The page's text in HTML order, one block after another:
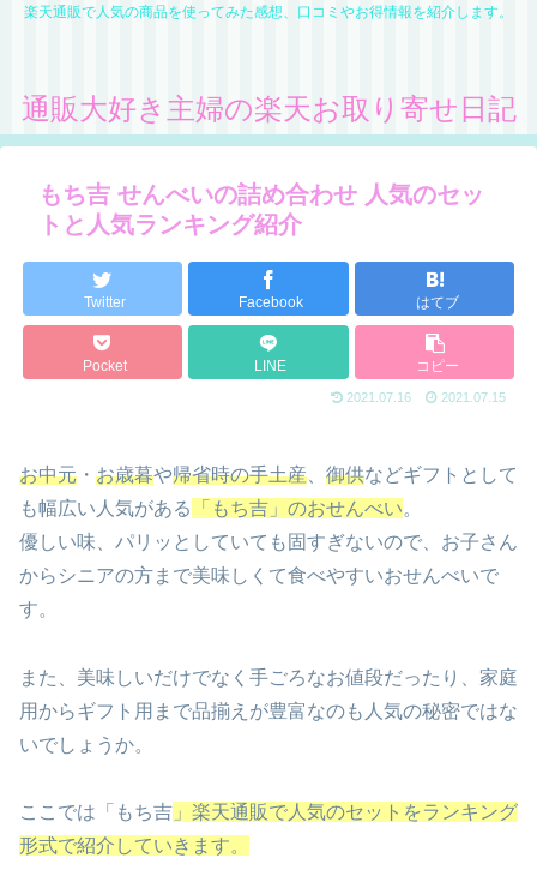
楽天通販で人気の商品を使ってみた感想、口コミやお得情報を紹介します。
通販大好き主婦の楽天お取り寄せ日記
もち吉 せんべいの詰め合わせ 人気のセッ
トと人気ランキング紹介
Twitter Facebook はてブ
Pocket LINE コピー
2021.07.16 2021.07.15
お中元 ・ お歳暮や帰省時の手土産 御供などギフトとして
も幅広い人気がある
「もち吉」のおせんべい。
優しい味、パリッとしていても固すぎないので、お子さん
からシニアの方まで美味しくて食べやすいおせんべいで
す。
また、美味しいだけでなく手ごろなお値段だったり、家庭
用からギフト用まで品揃えが豊富なのも人気の秘密ではな
いでしょうか。
ここでは「もち吉 」 楽天通販で人気のセットをランキング
形式で紹介していきます。